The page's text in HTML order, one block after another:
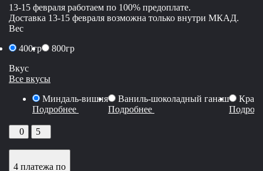
13-15 февраля работаем по 100% предоплате.
Доставка 13-15 февраля возможна только внутри МКАД.
Вес
400гр
800гр
Вкус
Все вкусы
Миндаль-вишня
Подробнее
Ваниль-шоколадный ганаш
Подробнее
0 5
4 платежа по